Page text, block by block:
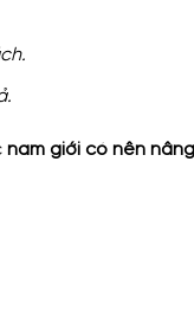
nam giới có nên nâng